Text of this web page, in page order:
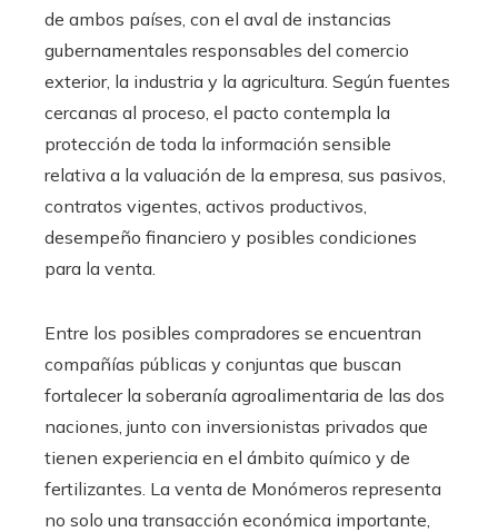
de ambos países, con el aval de instancias
gubernamentales responsables del comercio
exterior, la industria y la agricultura. Según fuentes
cercanas al proceso, el pacto contempla la
protección de toda la información sensible
relativa a la valuación de la empresa, sus pasivos,
contratos vigentes, activos productivos,
desempeño financiero y posibles condiciones
para la venta.
Entre los posibles compradores se encuentran
compañías públicas y conjuntas que buscan
fortalecer la soberanía agroalimentaria de las dos
naciones, junto con inversionistas privados que
tienen experiencia en el ámbito químico y de
fertilizantes. La venta de Monómeros representa
no solo una transacción económica importante,